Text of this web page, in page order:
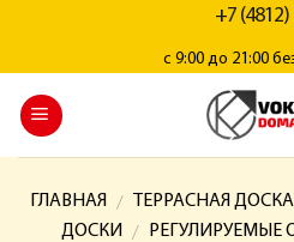
+7
с 9:00 до 21:00
ГЛАВНАЯ / ТЕРРАСНАЯ
ДОСКИ
/ РЕГУЛИРУЕМЫЕ